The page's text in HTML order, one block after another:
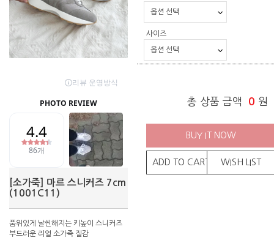
[소가죽] 마르 스니커즈 7cm
(1001C11)
품위있게 날씬해지는 키높이 스니커즈
부드러운 리얼 소가죽 질감
사이즈
총 상품 금액 0 원
BUY IT NOW
ADD TO CART WISH LIST